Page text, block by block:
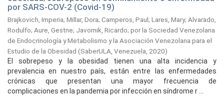
por SARS-COV-2 (Covid-19)
Brajkovich, Imperia; Millar, Dora; Camperos, Paul; Lares, Mary; Alvarado,
Rodulfo; Aure, Gestne; Javornik, Ricardo; por la Sociedad Venezolana
de Endocrinología y Metabolismo y la Asociación Venezolana para el
Estudio de la Obesidad (SaberULA, Venezuela, 2020)
El sobrepeso y la obesidad tienen una alta incidencia y
prevalencia en nuestro país, están entre las enfermedades
crónicas que presentan una mayor frecuencia de
complicaciones en la pandemia por infección en síndrome r ...